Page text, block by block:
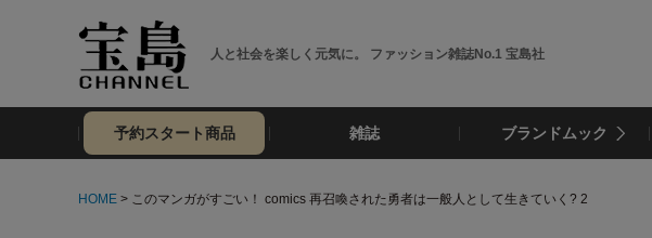
人と社会を楽しく元気に。 ファッション雑誌No.1 宝島社
予約スタート商品 雑誌 ブランドムック
HOME > このマンガがすごい！ comics 再召喚された勇者は一般人として生きていく? 2